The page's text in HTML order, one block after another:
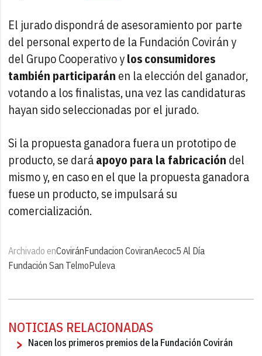
El jurado dispondrá de asesoramiento por parte
del personal experto de la Fundación Covirán y
del Grupo Cooperativo ylos consumidores
también participarán en la elección del ganador,
votando a los finalistas, una vez las candidaturas
hayan sido seleccionadas por el jurado.
Si la propuesta ganadora fuera un prototipo de
producto, se daráapoyo para la fabricación del
mismo y, en caso en el que la propuesta ganadora
fuese un producto, se impulsará su
comercialización.
Archivado enCoviránFundacion CoviranAecoc5 Al Día
Fundación San TelmoPuleva
NOTICIAS RELACIONADAS
Nacen los primeros premios de la Fundación Covirán